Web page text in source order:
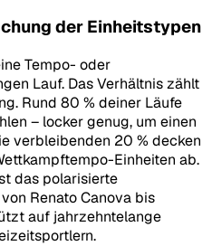
der Einheitstypen
Tempo- oder
Lauf. Das Verhältnis zählt
Rund 80 % deiner Läufe
– locker genug, um einen
verbleibenden 20 % decken
Einheiten ab.
das polarisierte
Renato Canova bis
auf jahrzehntelange